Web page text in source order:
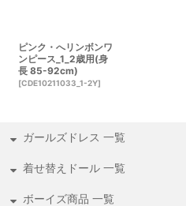
ピンク・へリンボンワ
ンピース_1_2歳用(身
長 85-92cm)
[CDE10211033_1-2Y]
ガールズドレス 一覧
着せ替えドール 一覧
ボーイズ商品 一覧